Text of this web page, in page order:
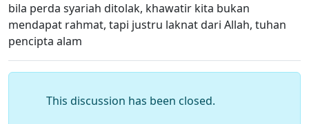
bila perda syariah ditolak, khawatir kita bukan
mendapat rahmat, tapi justru laknat dari Allah, tuhan
pencipta alam
This discussion has been closed.